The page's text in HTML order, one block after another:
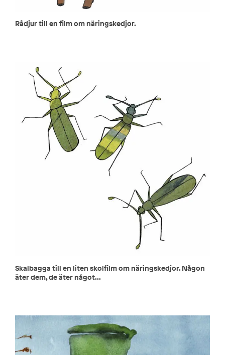
Rådjur till en film om näringskedjor.
Skalbagga till en liten skolfilm om näringskedjor. Någon
äter dem, de äter något...